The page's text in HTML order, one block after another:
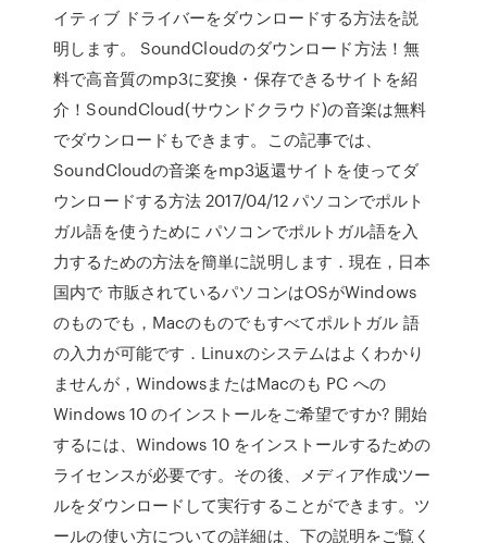
イティブ ドライバーをダウンロードする方法を説
明します。 SoundCloudのダウンロード方法！無
料で高音質のmp3に変換・保存できるサイトを紹
介！SoundCloud(サウンドクラウド)の音楽は無料
でダウンロードもできます。この記事では、
SoundCloudの音楽をmp3返還サイトを使ってダ
ウンロードする方法 2017/04/12 パソコンでポルト
ガル語を使うために パソコンでポルトガル語を入
力するための方法を簡単に説明します．現在，日本
国内で 市販されているパソコンはOSがWindows
のものでも，Macのものでもすべてポルトガル 語
の入力が可能です．Linuxのシステムはよくわかり
ませんが，WindowsまたはMacのも PC への
Windows 10 のインストールをご希望ですか? 開始
するには、Windows 10 をインストールするための
ライセンスが必要です。その後、メディア作成ツー
ルをダウンロードして実行することができます。ツ
ールの使い方についての詳細は、下の説明をご覧く